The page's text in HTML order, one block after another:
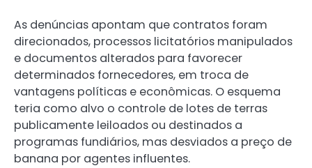
As denúncias apontam que contratos foram
direcionados, processos licitatórios manipulados
e documentos alterados para favorecer
determinados fornecedores, em troca de
vantagens políticas e econômicas. O esquema
teria como alvo o controle de lotes de terras
publicamente leiloados ou destinados a
programas fundiários, mas desviados a preço de
banana por agentes influentes.